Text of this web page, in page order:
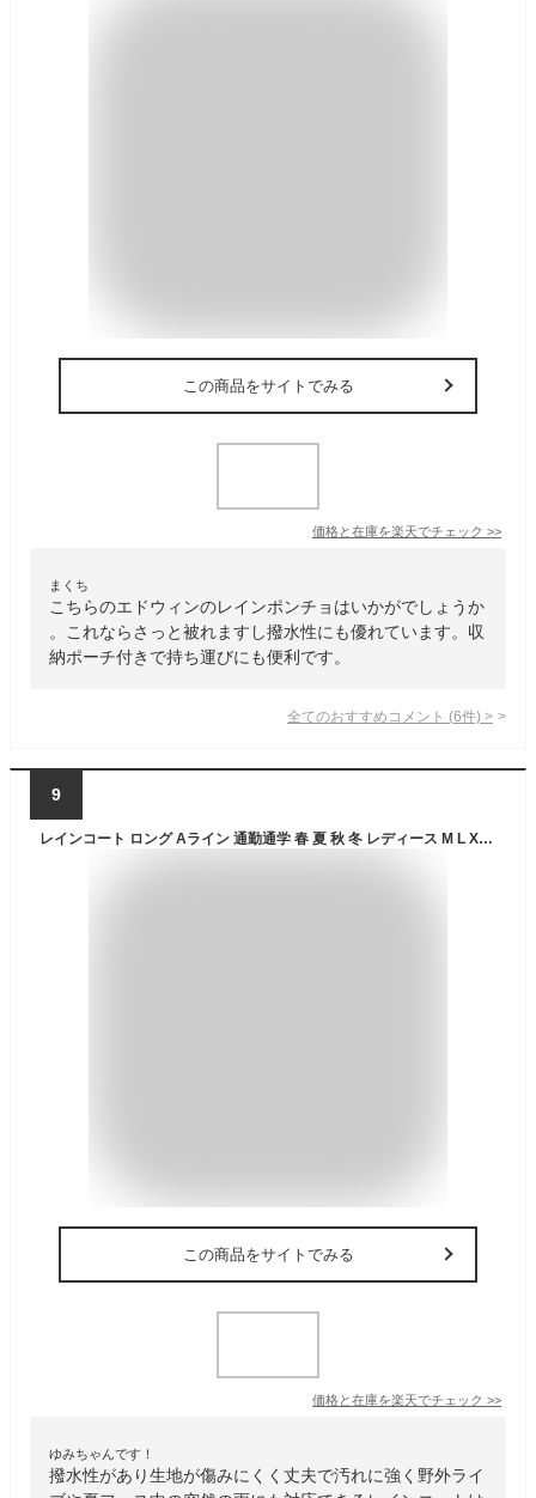
この商品をサイトでみる
価格と在庫を楽天でチェック >>
まくち
こちらのエドウィンのレインポンチョはいかがでしょうか
。これならさっと被れますし撥水性にも優れています。収
納ポーチ付きで持ち運びにも便利です。
全てのおすすめコメント (6件) >
9
レインコート ロング Aライン 通勤通学 春 夏 秋 冬 レディース M L XL トレンチコート 通勤 通学 OL 雨 梅雨 台風 雨具 カッパ 合羽 雨合羽 大人 撥水 軽量 Aライン 自転車 バイク 防水 送迎 介護 おしゃれ フェス キャンプ かわいい フード 収納バッグ付き 収納ポーチ付き
この商品をサイトでみる
価格と在庫を楽天でチェック >>
ゆみちゃんです！
撥水性があり生地が傷みにくく丈夫で汚れに強く野外ライ